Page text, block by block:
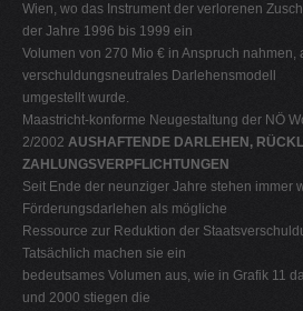
Wien, wo das Instrument der verlorenen
der Jahre 1996 bis 1999 ein
Volumen von 270 Mio € in Anspruch nahmen,
verschuldungsneutrales Darlehensmodell
umgestellt wurde.
Maastricht-konforme Neugestaltung der NÖ
2/2002 AUSHAFTENDE DARLEHEN,
ZAHLUNGSVERPFLICHTUNGEN
Seit Ende der neunziger Jahre stehen immer
Förderungsdarlehen als mögliche
Ressource zur Reduktion der
Tatsächlich machen sie ein
bedeutsames Volumen aus, wie in Grafik 11
und 2000 stiegen die